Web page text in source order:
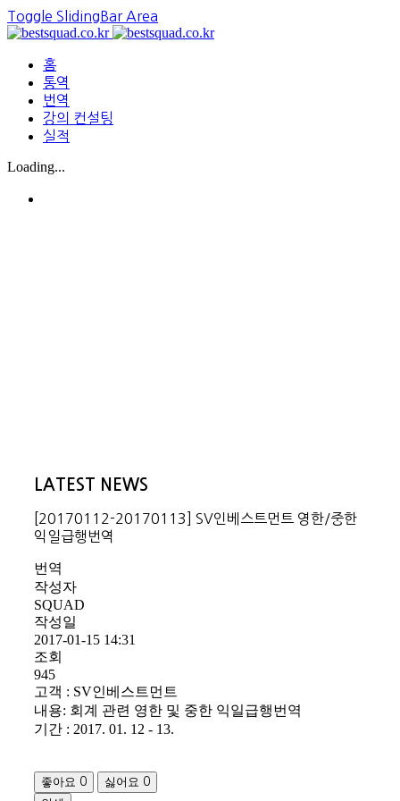
Toggle SlidingBar Area
홈
통역
번역
강의 컨설팅
실적
Loading...
LATEST NEWS
[20170112-20170113] SV인베스트먼트 영한/중한
익일급행번역
번역
작성자
SQUAD
작성일
2017-01-15 14:31
조회
945
고객 : SV인베스트먼트
내용: 회계 관련 영한 및 중한 익일급행번역
기간 : 2017. 01. 12 - 13.
좋아요 0 싫어요 0